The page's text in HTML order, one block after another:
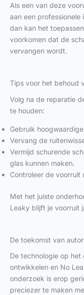
Als een van deze
aan een
dan kan het
voorkomen dat de
vervangen wordt.
Tips voor het behoud
Volg na de reparatie
te houden:
Gebruik
Vervang de
Vermijd schurende
glas kunnen maken.
Controleer de voorruit
Met het juiste
Leaky blijft je voorruit
De toekomst van
De technologie op
ontwikkelen en No
onderzoek is erop
preciezer te maken